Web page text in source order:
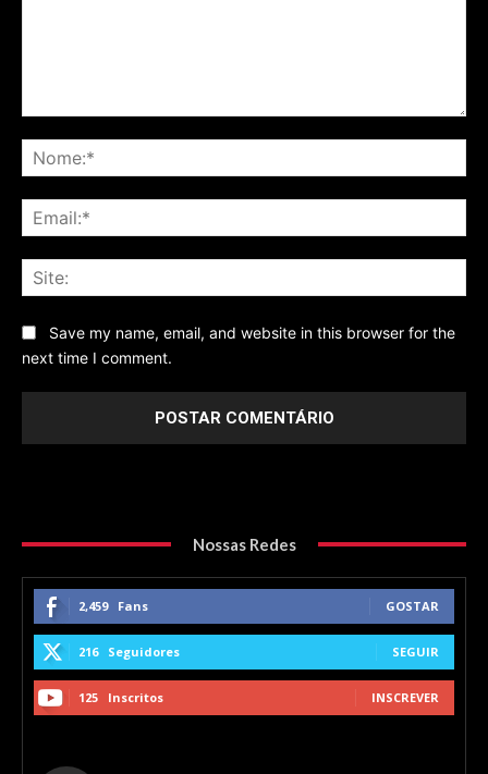
Save my name, email, and website in this browser for the
next time I comment.
Nossas Redes
2,459 Fans GOSTAR
216 Seguidores SEGUIR
125 Inscritos INSCREVER